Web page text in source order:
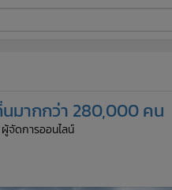
มากกว่า 280,000 คน
ผู้จัดการออนไลน์